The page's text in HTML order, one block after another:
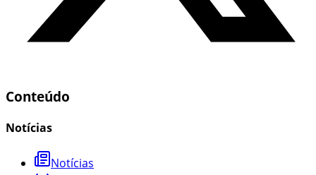
Conteúdo
Notícias
Notícias